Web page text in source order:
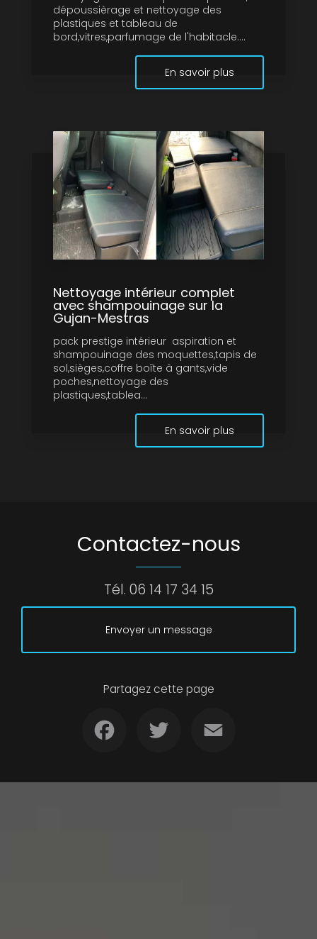
dépoussièrage et nettoyage des
plastiques et tableau de
bord,vitres,parfumage de l'habitacle....
En savoir plus
Nettoyage intérieur complet
avec shampouinage sur la
Gujan-Mestras
pack prestige intérieur aspiration et
shampouinage des moquettes,tapis de
sol,sièges,coffre boîte à gants,vide
poches,nettoyage des
plastiques,tablea...
En savoir plus
Contactez-nous
Tél. 06 14 17 34 15
Envoyer un message
Partagez cette page